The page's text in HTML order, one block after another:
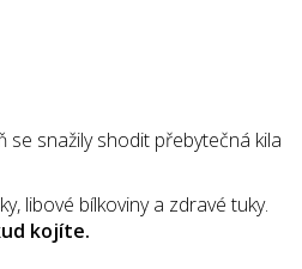
snažily shodit přebytečná kila
libové bílkoviny a zdravé tuky.
kojíte.